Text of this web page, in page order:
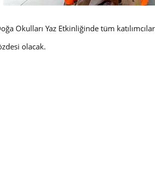
Okulları Yaz Etkinliğinde tüm
olacak.